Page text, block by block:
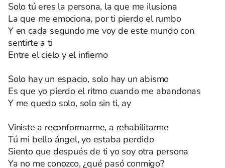
Solo tú eres la persona, la que me ilusiona
La que me emociona, por ti pierdo el rumbo
Y en cada segundo me voy de este mundo con
sentirte a ti
Entre el cielo y el infierno
Solo hay un espacio, solo hay un abismo
Es que yo pierdo el ritmo cuando me abandonas
Y me quedo solo, solo sin ti, ay
Viniste a reconformarme, a rehabilitarme
Tú mi bello ángel, yo estaba perdido
Siento que después de ti yo soy otra persona
Ya no me conozco, ¿qué pasó conmigo?